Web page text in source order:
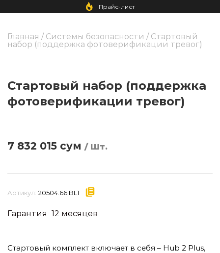
Прайс-лист
Главная / Системы безопасности / Стартовый
набор (поддержка фотоверификации тревог)
Стартовый набор (поддержка
фотоверификации тревог)
7 832 015 сум / Шт.
Артикул: 20504.66.BL1
Гарантия 12 месяцев
Стартовый комплект включает в себя – Hub 2 Plus,